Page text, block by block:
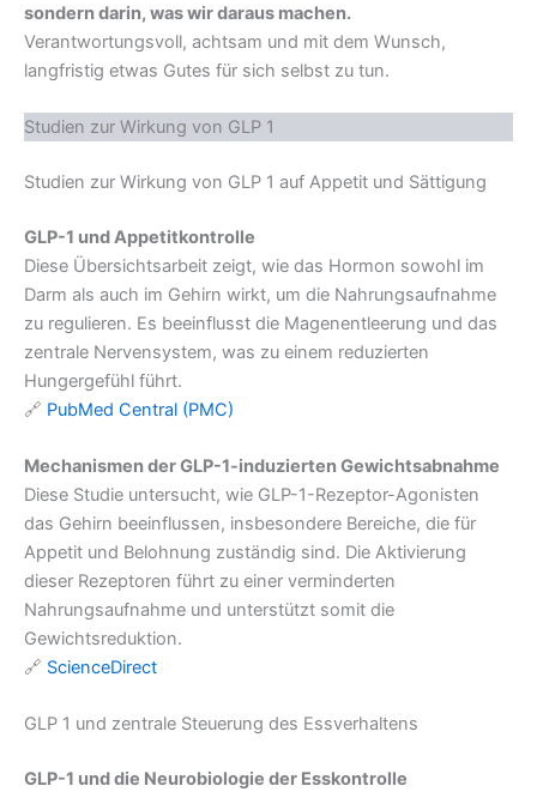
sondern darin, was wir daraus machen.
Verantwortungsvoll, achtsam und mit dem Wunsch,
langfristig etwas Gutes für sich selbst zu tun.
Studien zur Wirkung von GLP 1
Studien zur Wirkung von GLP 1 auf Appetit und Sättigung
GLP-1 und Appetitkontrolle
Diese Übersichtsarbeit zeigt, wie das Hormon sowohl im
Darm als auch im Gehirn wirkt, um die Nahrungsaufnahme
zu regulieren. Es beeinflusst die Magenentleerung und das
zentrale Nervensystem, was zu einem reduzierten
Hungergefühl führt.
🔗 PubMed Central (PMC)
Mechanismen der GLP-1-induzierten Gewichtsabnahme
Diese Studie untersucht, wie GLP-1-Rezeptor-Agonisten
das Gehirn beeinflussen, insbesondere Bereiche, die für
Appetit und Belohnung zuständig sind. Die Aktivierung
dieser Rezeptoren führt zu einer verminderten
Nahrungsaufnahme und unterstützt somit die
Gewichtsreduktion.
🔗 ScienceDirect
GLP 1 und zentrale Steuerung des Essverhaltens
GLP-1 und die Neurobiologie der Esskontrolle